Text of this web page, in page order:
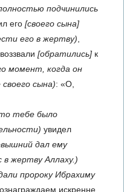
подчинились
его [своего сына]
его в жертву)
[обратились] к
момент, когда он
сына): «О,
тебе было
увидел
дал ему
в жертву Аллаху.)
пророку Ибрахиму
искренне